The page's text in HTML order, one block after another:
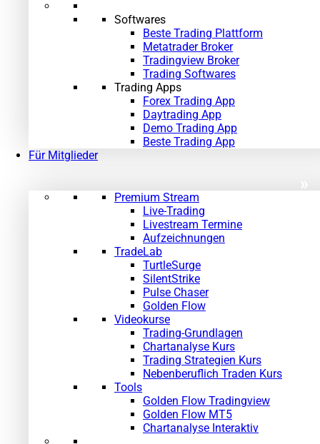
Softwares
Beste Trading Plattform
Metatrader Broker
Tradingview Broker
Trading Softwares
Trading Apps
Forex Trading App
Daytrading App
Demo Trading App
Beste Trading App
Für Mitglieder
Premium Stream
Live-Trading
Livestream Termine
Aufzeichnungen
TradeLab
TurtleSurge
SilentStrike
Pulse Chaser
Golden Flow
Videokurse
Trading-Grundlagen
Chartanalyse Kurs
Trading Strategien Kurs
Nebenberuflich Traden Kurs
Tools
Golden Flow Tradingview
Golden Flow MT5
Chartanalyse Interaktiv